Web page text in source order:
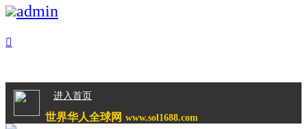
admin

进入首页
世界华人全球网 www.sol1688.com